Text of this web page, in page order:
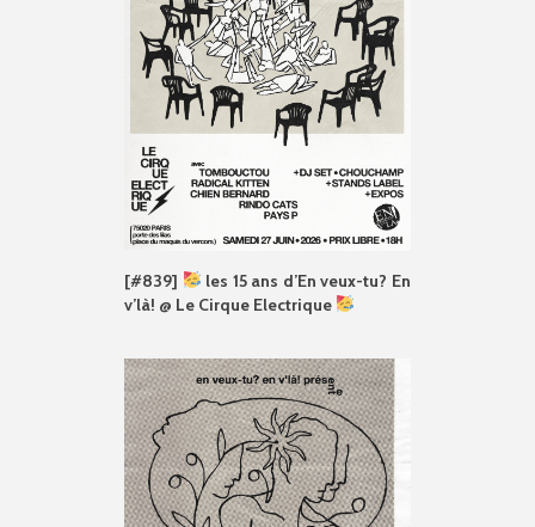
[#839]
les 15 ans d’En veux-tu? En
v’là! @ Le Cirque Electrique